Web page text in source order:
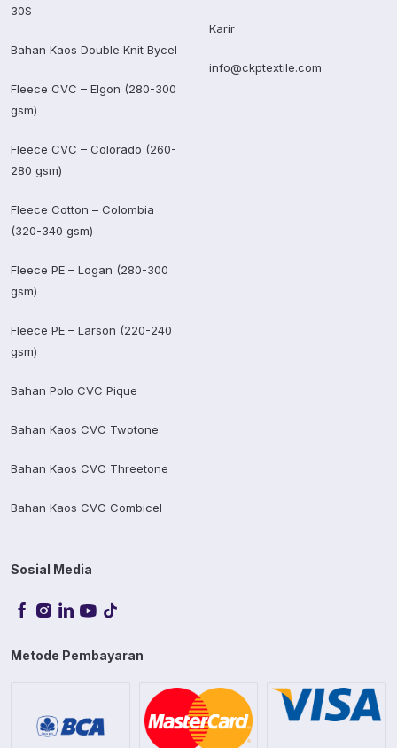
30S
Bahan Kaos Double Knit Bycel
Fleece CVC – Elgon (280-300
gsm)
Fleece CVC – Colorado (260-
280 gsm)
Fleece Cotton – Colombia
(320-340 gsm)
Fleece PE – Logan (280-300
gsm)
Fleece PE – Larson (220-240
gsm)
Bahan Polo CVC Pique
Bahan Kaos CVC Twotone
Bahan Kaos CVC Threetone
Bahan Kaos CVC Combicel
Karir
info@ckptextile.com
Sosial Media
Metode Pembayaran